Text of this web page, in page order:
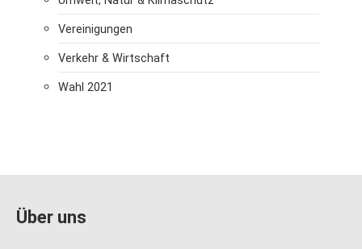
Vereinigungen
Verkehr & Wirtschaft
Wahl 2021
Über uns